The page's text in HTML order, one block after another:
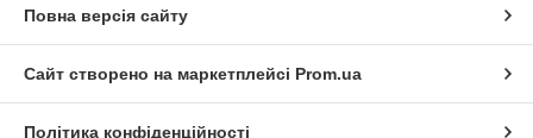
Повна версія сайту
Сайт створено на маркетплейсі Prom.ua
Політика конфіденційності